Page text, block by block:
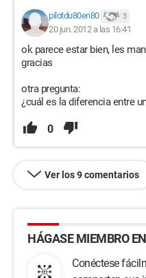
pilotdu80en80 3
20 jun. 2012 a las 16:41
ok parece estar bien, les
gracias
otra pregunta:
¿cuál es la diferencia entre
0
Ver los 9 comentarios
HÁGASE MIEMBRO
Conéctese